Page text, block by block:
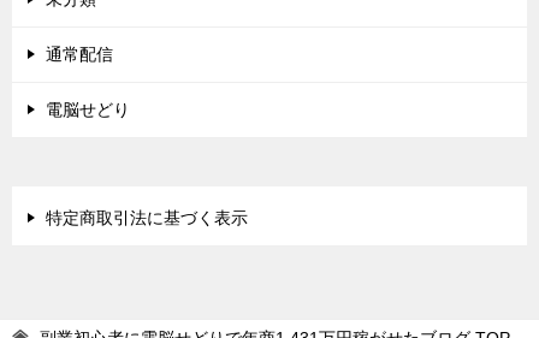
通常配信
電脳せどり
特定商取引法に基づく表示